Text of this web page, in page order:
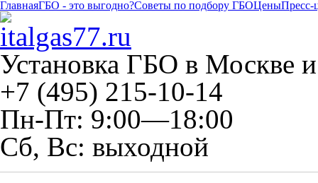
ГлавнаяГБО - это выгодно?Советы по подбору ГБОЦеныПресс-
Установка ГБО в Москве
+7 (495) 215-10-14
Пн-Пт: 9:00—18:00
Сб, Вс: выходной